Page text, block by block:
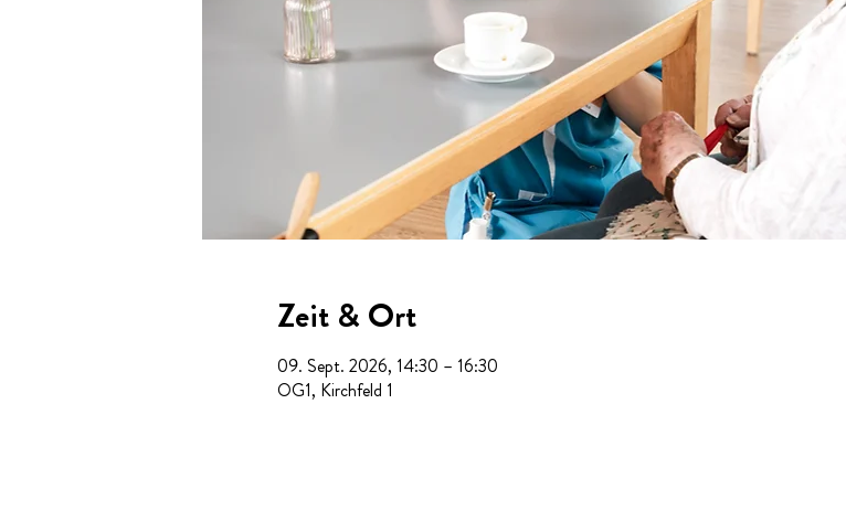
Zeit & Ort
09. Sept. 2026, 14:30 – 16:30
OG1, Kirchfeld 1